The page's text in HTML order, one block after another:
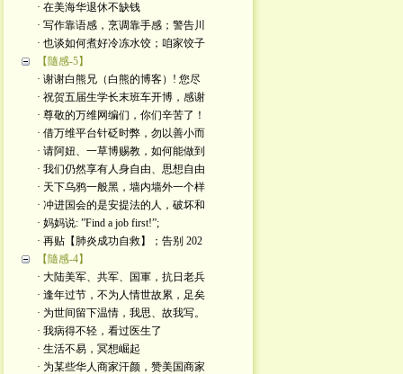
· 在美海华退休不缺钱
· 写作靠语感，烹调靠手感；警告川
· 也谈如何煮好冷冻水饺；咱家饺子
【隨感-5】
· 谢谢白熊兄（白熊的博客）! 您尽
· 祝贺五届生学长末班车开博，感谢
· 尊敬的万维网编们，你们辛苦了！
· 借万维平台针砭时弊，勿以善小而
· 请阿妞、一草博赐教，如何能做到
· 我们仍然享有人身自由、思想自由
· 天下乌鸦一般黑，墙内墙外一个样
· 冲进国会的是安提法的人，破坏和
· 妈妈说: ”Find a job first!”;
· 再贴【肺炎成功自救】；告别 202
【隨感-4】
· 大陆美军、共军、国軍，抗日老兵
· 逢年过节，不为人情世故累，足矣
· 为世间留下温情，我思、故我写。
· 我病得不轻，看过医生了
· 生活不易，冥想崛起
· 为某些华人商家汗颜，赞美国商家